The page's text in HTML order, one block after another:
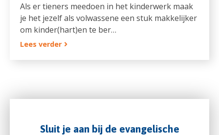
Als er tieners meedoen in het kinderwerk maak
je het jezelf als volwassene een stuk makkelijker
om kinder(hart)en te ber…
Lees verder
Sluit je aan bij de evangelische